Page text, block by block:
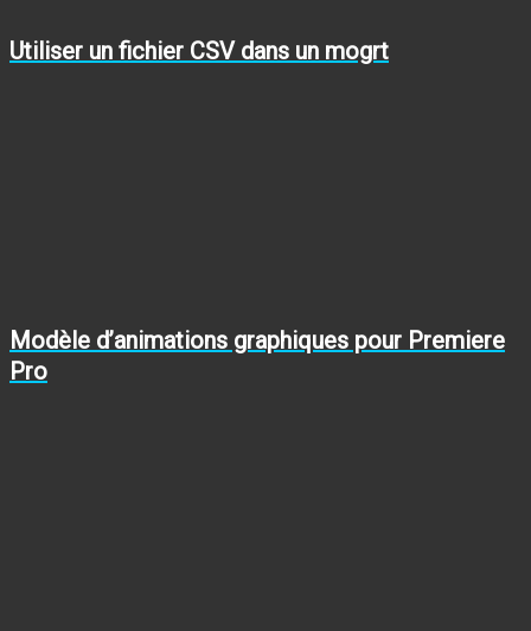
Utiliser un fichier CSV dans un mogrt
Modèle d’animations graphiques pour Premiere
Pro